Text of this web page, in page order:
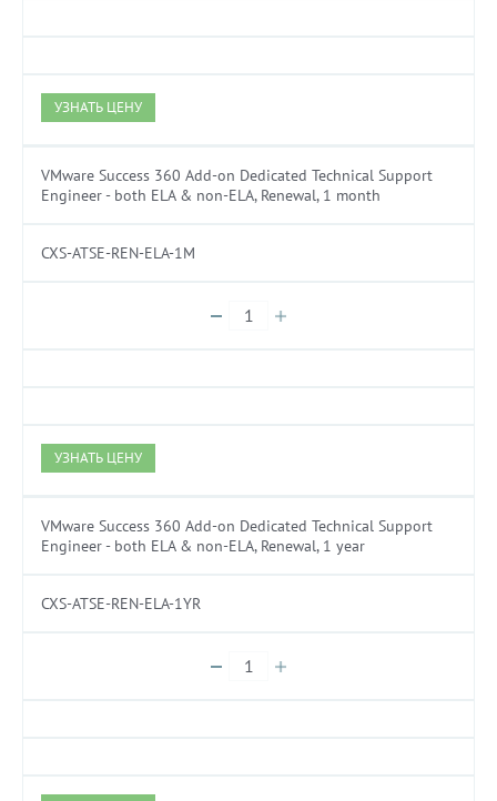
УЗНАТЬ ЦЕНУ
VMware Success 360 Add-on Dedicated Technical Support
Engineer - both ELA & non-ELA, Renewal, 1 month
CXS-ATSE-REN-ELA-1M
УЗНАТЬ ЦЕНУ
VMware Success 360 Add-on Dedicated Technical Support
Engineer - both ELA & non-ELA, Renewal, 1 year
CXS-ATSE-REN-ELA-1YR